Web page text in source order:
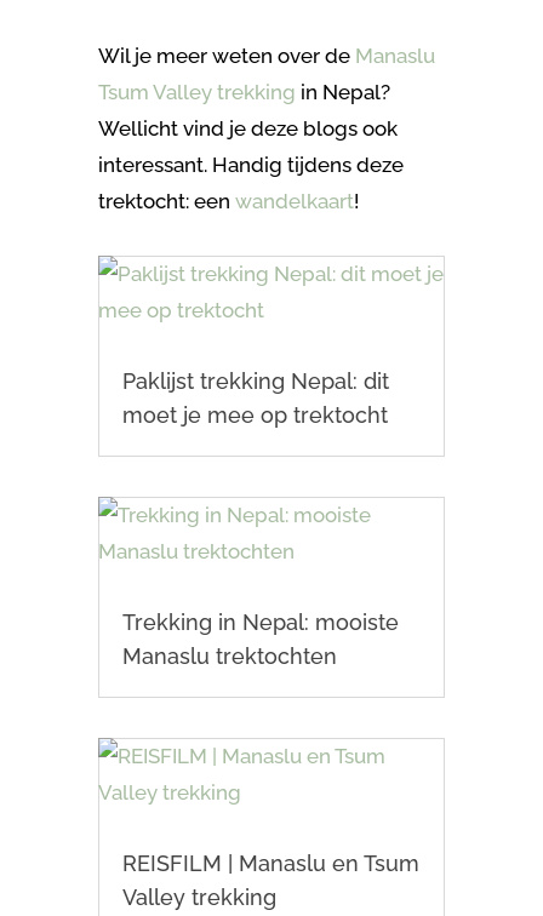
Wil je meer weten over de Manaslu
Tsum Valley trekking in Nepal?
Wellicht vind je deze blogs ook
interessant. Handig tijdens deze
trektocht: een wandelkaart!
Paklijst trekking Nepal: dit
moet je mee op trektocht
Trekking in Nepal: mooiste
Manaslu trektochten
REISFILM | Manaslu en Tsum
Valley trekking